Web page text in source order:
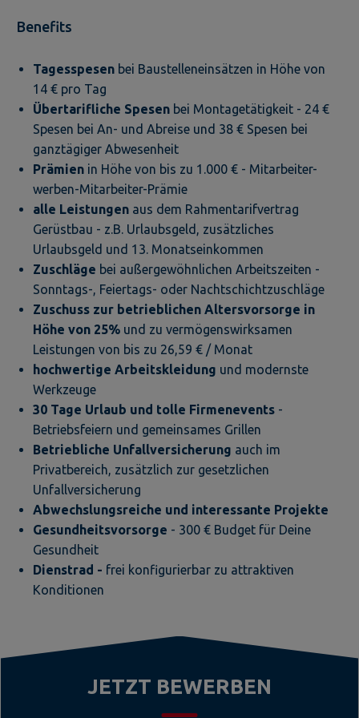
Benefits
Tagesspesen bei Baustelleneinsätzen in Höhe von
14 € pro Tag
Übertarifliche Spesen bei Montagetätigkeit - 24 €
Spesen bei An- und Abreise und 38 € Spesen bei
ganztägiger Abwesenheit
Prämien in Höhe von bis zu 1.000 € - Mitarbeiter-
werben-Mitarbeiter-Prämie
alle Leistungen aus dem Rahmentarifvertrag
Gerüstbau - z.B. Urlaubsgeld, zusätzliches
Urlaubsgeld und 13. Monatseinkommen
Zuschläge bei außergewöhnlichen Arbeitszeiten -
Sonntags-, Feiertags- oder Nachtschichtzuschläge
Zuschuss zur betrieblichen Altersvorsorge in
Höhe von 25% und zu vermögenswirksamen
Leistungen von bis zu 26,59 € / Monat
hochwertige Arbeitskleidung und modernste
Werkzeuge
30 Tage Urlaub und tolle Firmenevents -
Betriebsfeiern und gemeinsames Grillen
Betriebliche Unfallversicherung auch im
Privatbereich, zusätzlich zur gesetzlichen
Unfallversicherung
Abwechslungsreiche und interessante Projekte
Gesundheitsvorsorge - 300 € Budget für Deine
Gesundheit
Dienstrad - frei konfigurierbar zu attraktiven
Konditionen
JETZT BEWERBEN